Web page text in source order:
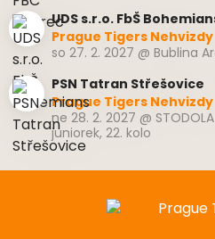
UDS s.r.o. FbŠ
Prague Tigers Nehvizdy
so 27. 2. 2027 @ Bublina
PSN Tatran Střešovice
Prague Tigers Nehvizdy
ne 28. 2. 2027 @
juniorek, 22. kolo